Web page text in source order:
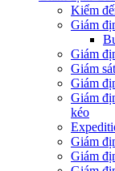
Kiểm
Giám
Giám
Giám
Giám
Giám
kéo
Giám
Giám